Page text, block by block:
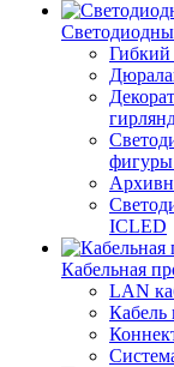
ICLED
Кабельная
LAN
Кабель